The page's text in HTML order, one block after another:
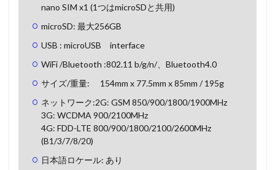
nano SIM x1 (1つはmicroSDと共用)
microSD: 最大256GB
USB : microUSB interface
WiFi /Bluetooth :802.11 b/g/n/、Bluetooth4.0
サイズ/重量: 154mm x 77.5mm x 85mm / 195g
ネットワーク:2G: GSM 850/900/1800/1900MHz
3G: WCDMA 900/2100MHz
4G: FDD-LTE 800/900/1800/2100/2600MHz
(B1/3/7/8/20)
日本語ロケール: あり